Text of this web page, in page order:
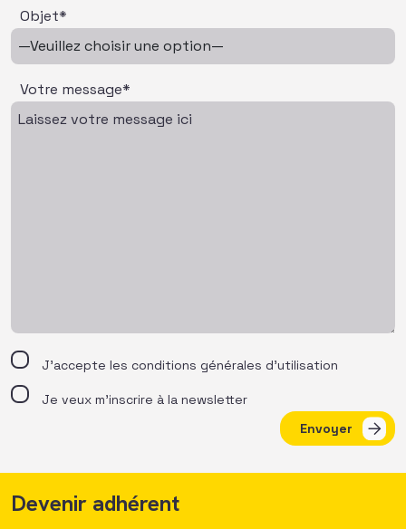
Objet*
Votre message*
J’accepte les conditions générales d’utilisation
Je veux m'inscrire à la newsletter
Envoyer
Devenir adhérent